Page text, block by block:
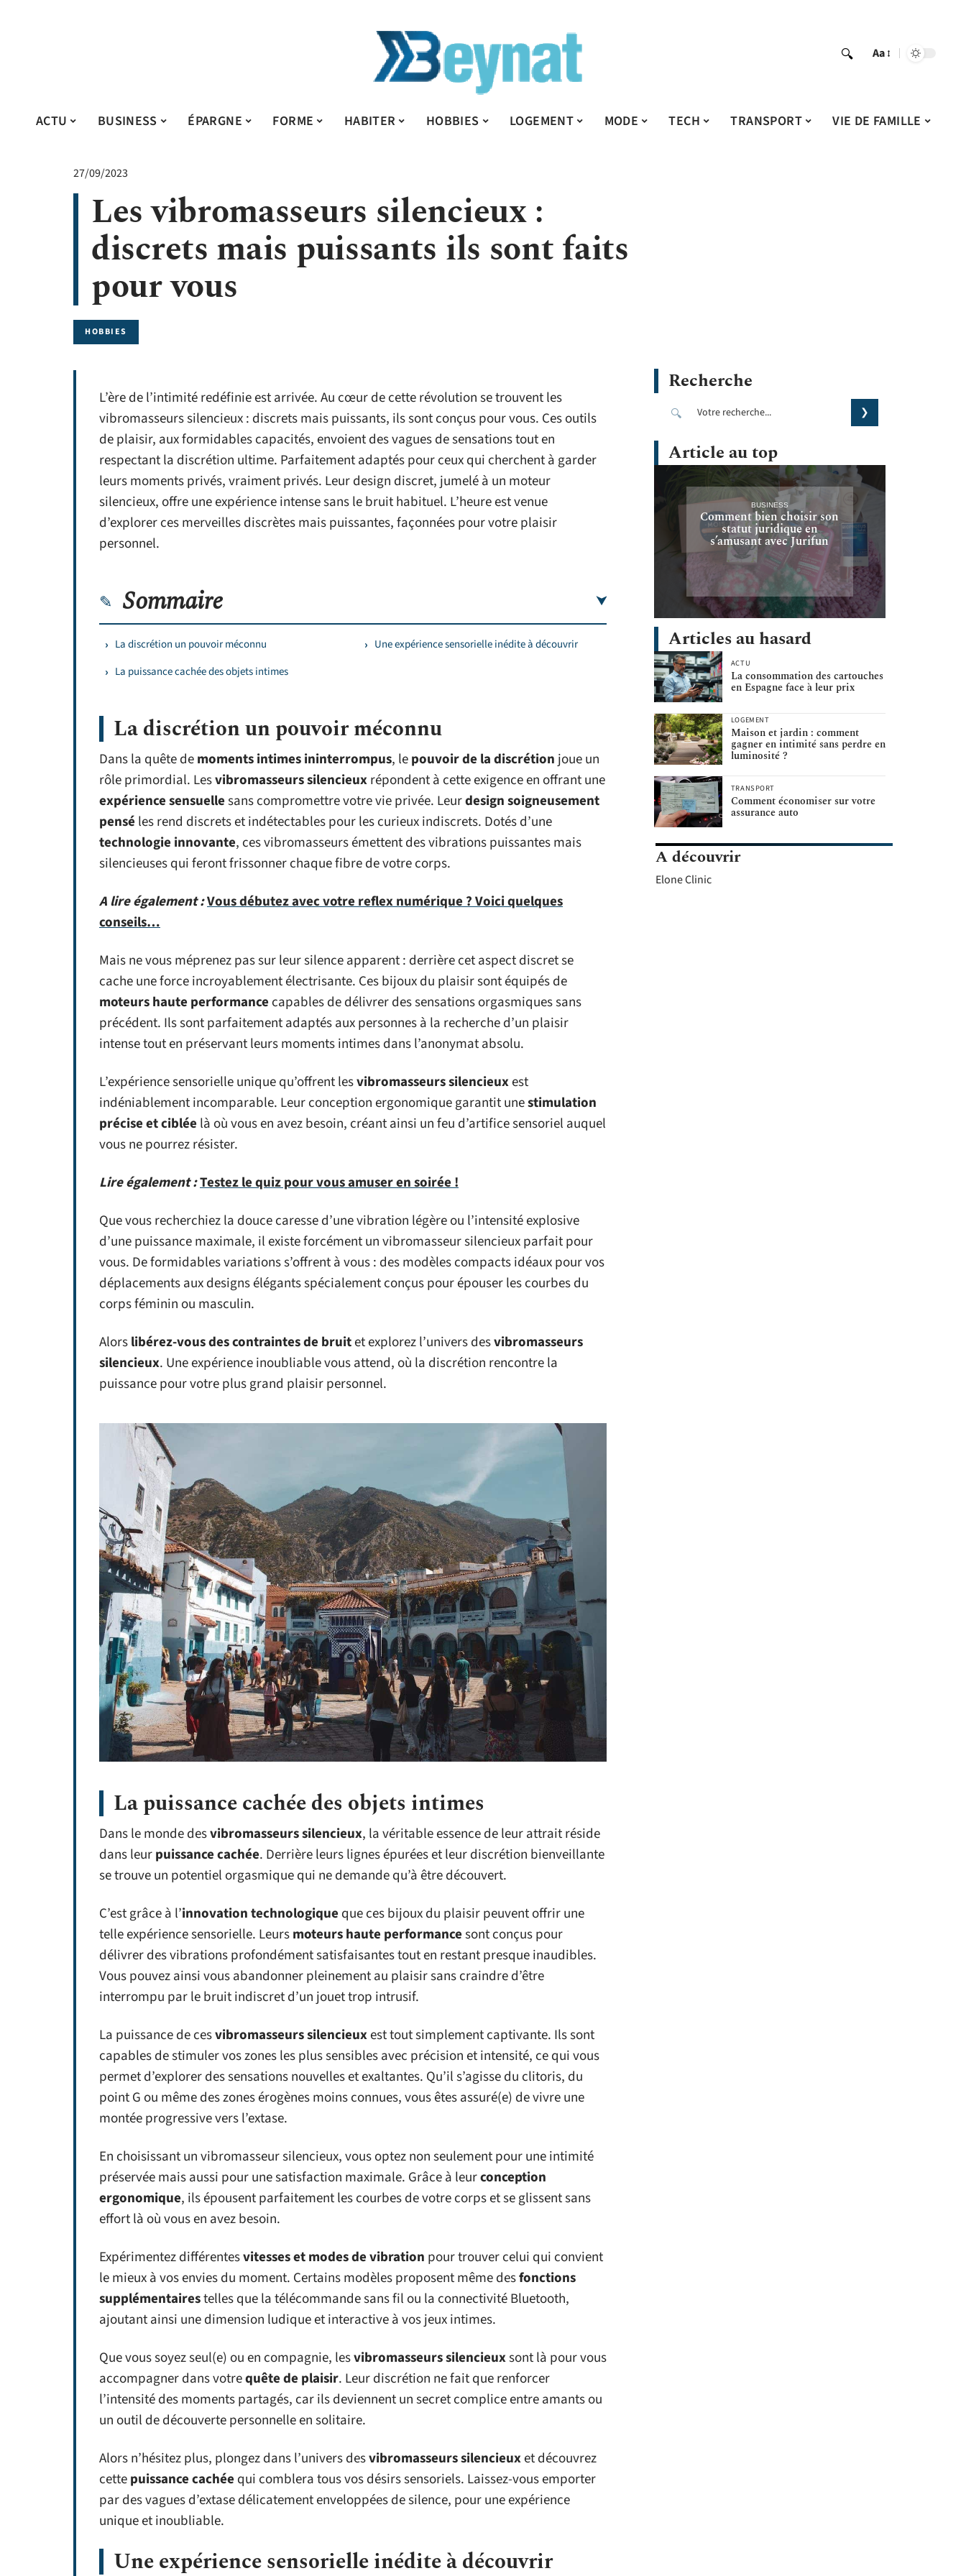
Aa
ACTU BUSINESS ÉPARGNE FORME HABITER HOBBIES LOGEMENT MODE TECH TRANSPORT VIE DE FAMILLE
27/09/2023
Les vibromasseurs silencieux :
discrets mais puissants ils sont faits
pour vous
HOBBIES
L’ère de l’intimité redéfinie est arrivée. Au cœur de cette révolution se trouvent les
vibromasseurs silencieux : discrets mais puissants, ils sont conçus pour vous. Ces outils
de plaisir, aux formidables capacités, envoient des vagues de sensations tout en
respectant la discrétion ultime. Parfaitement adaptés pour ceux qui cherchent à garder
leurs moments privés, vraiment privés. Leur design discret, jumelé à un moteur
silencieux, offre une expérience intense sans le bruit habituel. L’heure est venue
d’explorer ces merveilles discrètes mais puissantes, façonnées pour votre plaisir
personnel.
Sommaire
La discrétion un pouvoir méconnu
La puissance cachée des objets intimes
Une expérience sensorielle inédite à découvrir
La discrétion un pouvoir méconnu
Dans la quête demoments intimes ininterrompus, lepouvoir de la discrétion joue un
rôle primordial. Lesvibromasseurs silencieuxrépondent à cette exigence en offrant une
expérience sensuellesans compromettre votre vie privée. Leurdesign soigneusement
pensé les rend discrets et indétectables pour les curieux indiscrets. Dotés d’une
technologie innovante, ces vibromasseurs émettent des vibrations puissantes mais
silencieuses qui feront frissonner chaque fibre de votre corps.
A lire également :Vous débutez avec votre reflex numérique ? Voici quelques
conseils…
Mais ne vous méprenez pas sur leur silence apparent : derrière cet aspect discret se
cache une force incroyablement électrisante. Ces bijoux du plaisir sont équipés de
moteurs haute performance capables de délivrer des sensations orgasmiques sans
précédent. Ils sont parfaitement adaptés aux personnes à la recherche d’un plaisir
intense tout en préservant leurs moments intimes dans l’anonymat absolu.
L’expérience sensorielle unique qu’offrent lesvibromasseurs silencieuxest
indéniablement incomparable. Leur conception ergonomique garantit unestimulation
précise et ciblée là où vous en avez besoin, créant ainsi un feu d’artifice sensoriel auquel
vous ne pourrez résister.
Lire également :Testez le quiz pour vous amuser en soirée !
Que vous recherchiez la douce caresse d’une vibration légère ou l’intensité explosive
d’une puissance maximale, il existe forcément un vibromasseur silencieux parfait pour
vous. De formidables variations s’offrent à vous : des modèles compacts idéaux pour vos
déplacements aux designs élégants spécialement conçus pour épouser les courbes du
corps féminin ou masculin.
Alorslibérez-vous des contraintes de bruitet explorez l’univers desvibromasseurs
silencieux. Une expérience inoubliable vous attend, où la discrétion rencontre la
puissance pour votre plus grand plaisir personnel.
La puissance cachée des objets intimes
Dans le monde desvibromasseurs silencieux, la véritable essence de leur attrait réside
dans leurpuissance cachée. Derrière leurs lignes épurées et leur discrétion bienveillante
se trouve un potentiel orgasmique qui ne demande qu’à être découvert.
C’est grâce à l’innovation technologique que ces bijoux du plaisir peuvent offrir une
telle expérience sensorielle. Leursmoteurs haute performancesont conçus pour
délivrer des vibrations profondément satisfaisantes tout en restant presque inaudibles.
Vous pouvez ainsi vous abandonner pleinement au plaisir sans craindre d’être
interrompu par le bruit indiscret d’un jouet trop intrusif.
La puissance de cesvibromasseurs silencieuxest tout simplement captivante. Ils sont
capables de stimuler vos zones les plus sensibles avec précision et intensité, ce qui vous
permet d’explorer des sensations nouvelles et exaltantes. Qu’il s’agisse du clitoris, du
point G ou même des zones érogènes moins connues, vous êtes assuré(e) de vivre une
montée progressive vers l’extase.
En choisissant un vibromasseur silencieux, vous optez non seulement pour une intimité
préservée mais aussi pour une satisfaction maximale. Grâce à leurconception
ergonomique, ils épousent parfaitement les courbes de votre corps et se glissent sans
effort là où vous en avez besoin.
Expérimentez différentesvitesses et modes de vibration pour trouver celui qui convient
le mieux à vos envies du moment. Certains modèles proposent même desfonctions
supplémentairestelles que la télécommande sans fil ou la connectivité Bluetooth,
ajoutant ainsi une dimension ludique et interactive à vos jeux intimes.
Que vous soyez seul(e) ou en compagnie, lesvibromasseurs silencieuxsont là pour vous
accompagner dans votrequête de plaisir. Leur discrétion ne fait que renforcer
l’intensité des moments partagés, car ils deviennent un secret complice entre amants ou
un outil de découverte personnelle en solitaire.
Alors n’hésitez plus, plongez dans l’univers desvibromasseurs silencieuxet découvrez
cettepuissance cachée qui comblera tous vos désirs sensoriels. Laissez-vous emporter
par des vagues d’extase délicatement enveloppées de silence, pour une expérience
unique et inoubliable.
Une expérience sensorielle inédite à découvrir
Recherche
Article au top
BUSINESS
Comment bien choisir son
statut juridique en
s’amusant avec Jurifun
Articles au hasard
ACTU
La consommation des cartouches
en Espagne face à leur prix
LOGEMENT
Maison et jardin : comment
gagner en intimité sans perdre en
luminosité ?
TRANSPORT
Comment économiser sur votre
assurance auto
A découvrir
Elone Clinic